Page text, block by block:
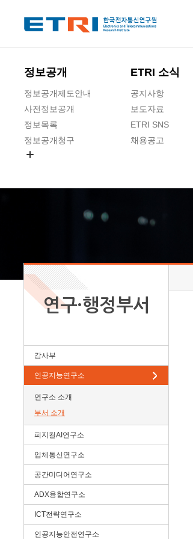
정보공개
정보공개제도안내
사전정보공개
정보목록
정보공개청구
ETRI 소식
공지사항
보도자료
ETRI SNS
채용공고
연구·행정부서
감사부
인공지능연구소
연구소 소개
부서 소개
피지컬AI연구소
입체통신연구소
공간미디어연구소
ADX융합연구소
ICT전략연구소
인공지능안전연구소